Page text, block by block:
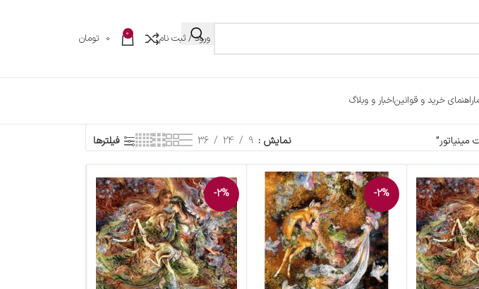
ورود / ثبت نام 0
0 تومان
راهنمای خرید و قوانیناخبار و وبلاگ
نمایش 9
24
36 فیلترها
-2%
-2%